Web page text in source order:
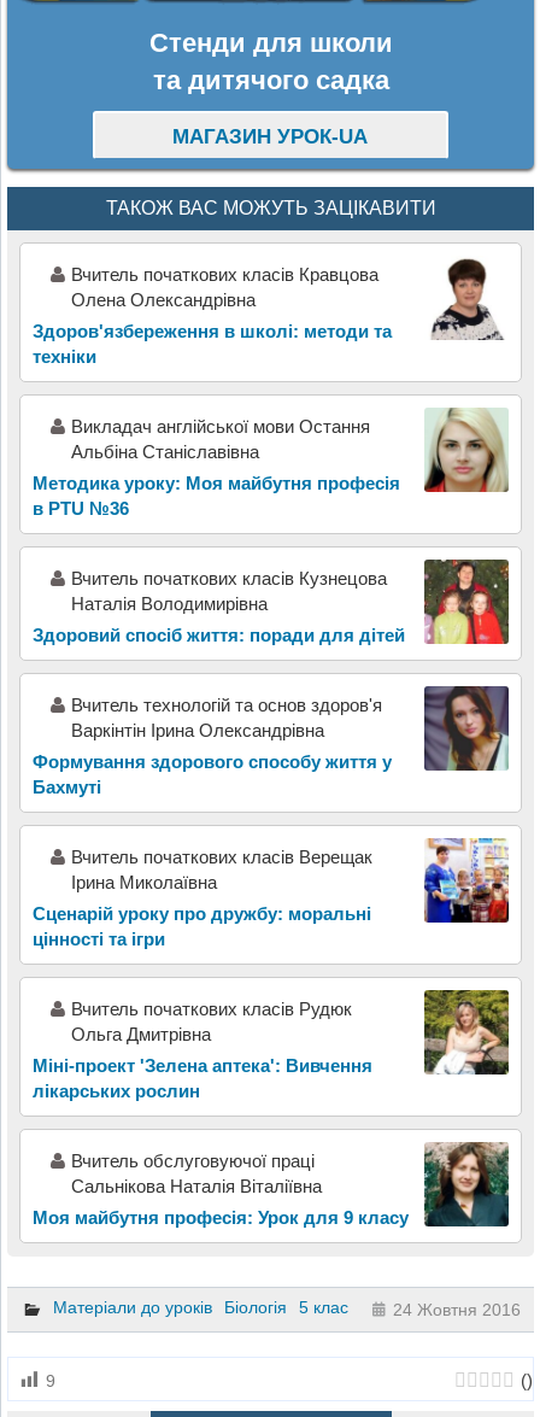
Стенди для школи
та дитячого садка
МАГАЗИН УРОК-UA
ТАКОЖ ВАС МОЖУТЬ ЗАЦІКАВИТИ
Вчитель початкових класів Кравцова
Олена Олександрівна
Здоров'язбереження в школі: методи та
техніки
Викладач англійської мови Остання
Альбіна Станіславівна
Методика уроку: Моя майбутня професія
в PTU №36
Вчитель початкових класів Кузнецова
Наталія Володимирівна
Здоровий спосіб життя: поради для дітей
Вчитель технологій та основ здоров'я
Варкінтін Ірина Олександрівна
Формування здорового способу життя у
Бахмуті
Вчитель початкових класів Верещак
Ірина Миколаївна
Сценарій уроку про дружбу: моральні
цінності та ігри
Вчитель початкових класів Рудюк
Ольга Дмитрівна
Міні-проект 'Зелена аптека': Вивчення
лікарських рослин
Вчитель обслуговуючої праці
Сальнікова Наталія Віталіївна
Моя майбутня професія: Урок для 9 класу
Матеріали до уроків Біологія 5 клас 24 Жовтня 2016
9 ()